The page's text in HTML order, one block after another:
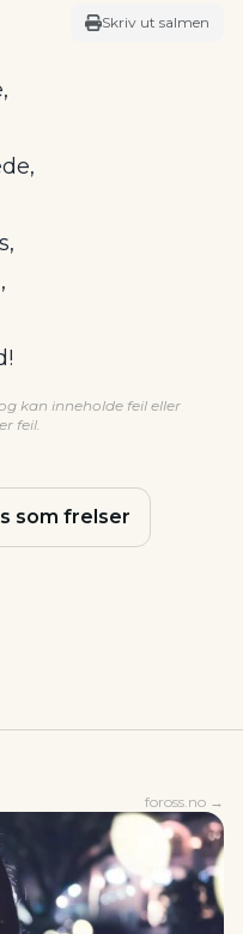
Skriv ut salmen
kan inneholde feil eller
feil.
som frelser
foross.no →